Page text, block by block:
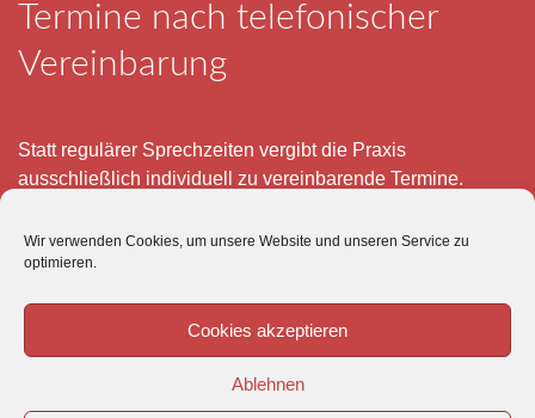
Wir verwenden Cookies, um unsere Website und unseren Service zu
optimieren.
Cookies akzeptieren
Ablehnen
Termine nach telefonischer
Vereinbarung
Statt regulärer Sprechzeiten vergibt die Praxis
ausschließlich individuell zu vereinbarende Termine.
– 12 und 15 – 18 Uhr.
Im Übrigen ist der Tierärztliche Notdienst unter Tel: 0180-